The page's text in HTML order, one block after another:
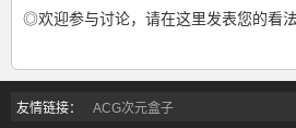
◎欢迎参与讨论，请在这里发表您的看法
友情链接：
ACG次元盒子